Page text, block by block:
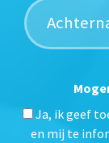
Ja, ik geef
en mij te